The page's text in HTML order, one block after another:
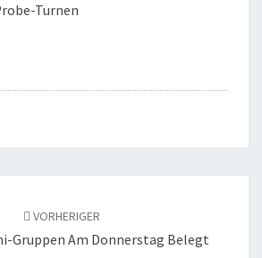
Turnen
VORHERIGER
Gruppen Am Donnerstag Belegt